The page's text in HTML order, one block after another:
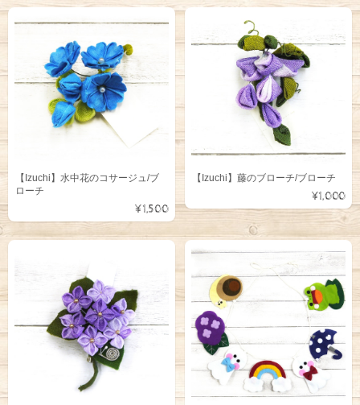
【Izuchi】水中花のコサージュ/ブ
ローチ
¥1,500
【Izuchi】藤のブローチ/ブローチ
¥1,000